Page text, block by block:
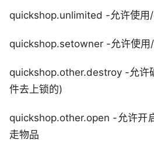
quickshop.unlimited -允许使用
quickshop.setowner -允许使
quickshop.other.destroy -允许
件去上锁的)
quickshop.other.open -允许开
走物品